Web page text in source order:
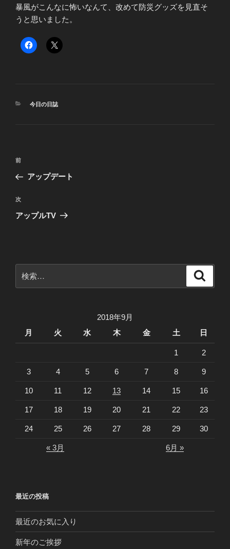
暴風がこんなに怖いなんて、改めて防災グッズを見直そ
うと思いました。
カ
今日の日誌
投
ナ
ビ
ゲ
ン
前
の
稿
前
アップデート
次
の
次
アップルTV
索:
2018年9月
月
火 水 木 金 土 日
1 2
3 4 5 6 7 8 9
10 11 12 13 14 15 16
17 18 19 20 21 22 23
24 25 26 27 28 29 30
« 3月 6月 »
最近の投稿
最近のお気に入り
新年のご挨拶